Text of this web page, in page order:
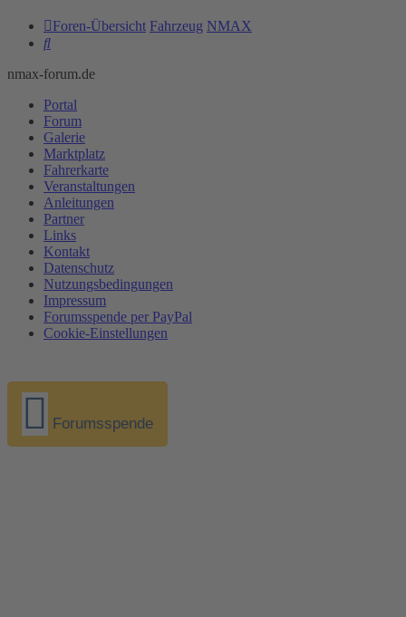
Foren-Übersicht Fahrzeug NMAX
Suche
nmax-forum.de
Portal
Forum
Galerie
Marktplatz
Fahrerkarte
Veranstaltungen
Anleitungen
Partner
Links
Kontakt
Datenschutz
Nutzungsbedingungen
Impressum
Forumsspende per PayPal
Cookie-Einstellungen
Forumsspende